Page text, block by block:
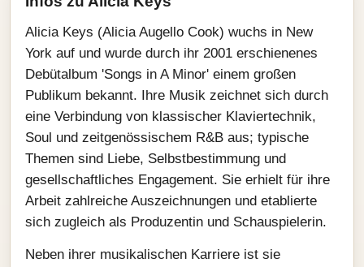
Alicia Keys (Alicia Augello Cook) wuchs in New
York auf und wurde durch ihr 2001 erschienenes
Debütalbum 'Songs in A Minor' einem großen
Publikum bekannt. Ihre Musik zeichnet sich durch
eine Verbindung von klassischer Klaviertechnik,
Soul und zeitgenössischem R&B aus; typische
Themen sind Liebe, Selbstbestimmung und
gesellschaftliches Engagement. Sie erhielt für ihre
Arbeit zahlreiche Auszeichnungen und etablierte
sich zugleich als Produzentin und Schauspielerin.
Neben ihrer musikalischen Karriere ist sie